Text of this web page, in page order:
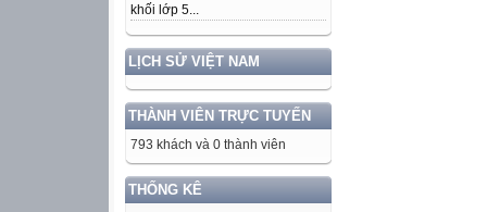
khối lớp 5...
LỊCH SỬ VIỆT NAM
THÀNH VIÊN TRỰC TUYẾN
793 khách và 0 thành viên
THỐNG KÊ